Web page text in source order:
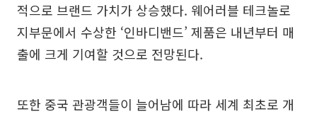
적으로 브랜드 가치가 상승했다. 웨어러블 테크놀로
지부문에서 수상한 ‘인바디밴드’ 제품은 내년부터 매
출에 크게 기여할 것으로 전망된다.
또한 중국 관광객들이 늘어남에 따라 세계 최초로 개